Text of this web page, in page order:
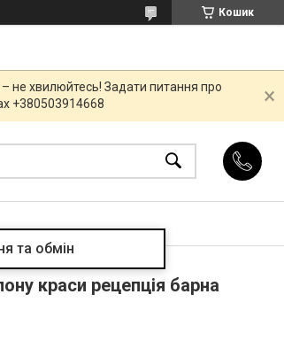
Кошик
не хвилюйтесь! Задати питання про
+380503914668
та обмін
краси рецепція барна